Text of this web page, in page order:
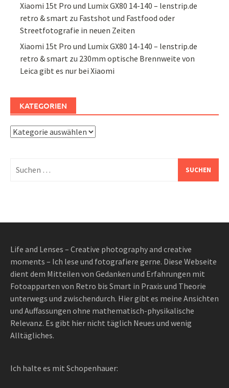
Xiaomi 15t Pro und Lumix GX80 14-140 – lenstrip.de
retro & smart zu Fastshot und Fastfood oder
Streetfotografie in neuen Zeiten
Xiaomi 15t Pro und Lumix GX80 14-140 – lenstrip.de
retro & smart zu 230mm optische Brennweite von
Leica gibt es nur bei Xiaomi
KATEGORIEN
Kategorien
nach:
Life and Lenses – Creative photography and creative
moments – Ich lese und fotografiere gerne. Diese Webseite
dient dem Mitteilen von Gedanken und Erfahrungen mit
Fotoapparten von Retro bis Smart in Praxis und Theorie
unterwegs und zwischendurch. Hier gibt es meine Ansichten
und Auffassungen ohne mathematisch-physikalische
Relevanz. Es gibt hier nicht täglich Neues und wenig
Alltägliches.
Ich halte es mit Schopenhauer: